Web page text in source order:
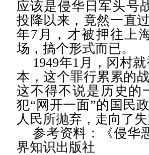
应该是侵华日军头号
投降以来，竟然一直
年7 月，才被押往上
场，搞个形式而已。
1949年1 月，冈村
本，这个罪行累累的
这不得不说是历史的
犯“网开一面”的国民
人民所抛弃，走向了
参考资料：《侵华
界知识出版社